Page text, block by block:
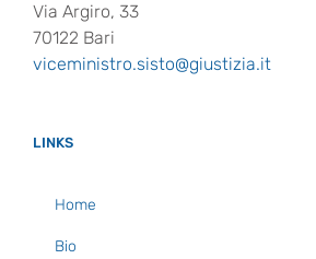
Via Argiro, 33
70122 Bari
viceministro.sisto@giustizia.it
LINKS
Home
Bio